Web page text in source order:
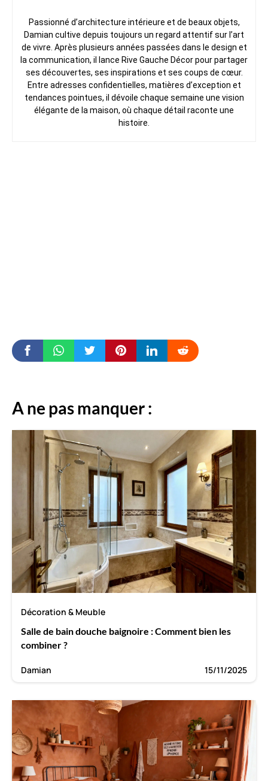
Passionné d’architecture intérieure et de beaux objets,
Damian cultive depuis toujours un regard attentif sur l’art
de vivre. Après plusieurs années passées dans le design et
la communication, il lance Rive Gauche Décor pour partager
ses découvertes, ses inspirations et ses coups de cœur.
Entre adresses confidentielles, matières d’exception et
tendances pointues, il dévoile chaque semaine une vision
élégante de la maison, où chaque détail raconte une
histoire.
A ne pas manquer :
Décoration & Meuble
Salle de bain douche baignoire : Comment bien les
combiner ?
Damian 15/11/2025